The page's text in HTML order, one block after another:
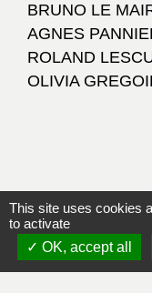
BRUNO LE
AGNES
ROLAND
OLIVIA
Contacts
Mairie de Lapleau
This site uses cookies
to activate
OK, accept all